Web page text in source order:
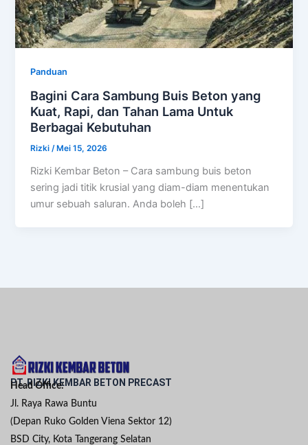
Panduan
Bagini Cara Sambung Buis Beton yang
Kuat, Rapi, dan Tahan Lama Untuk
Berbagai Kebutuhan
Rizki/ Mei 15, 2026
Rizki Kembar Beton – Cara sambung buis beton
sering jadi titik krusial yang diam-diam menentukan
umur sebuah saluran. Anda boleh […]
PT. RIZKI KEMBAR BETON PRECAST
Head Office:
Jl. Raya Rawa Buntu
(Depan Ruko Golden Viena Sektor 12)
BSD City, Kota Tangerang Selatan